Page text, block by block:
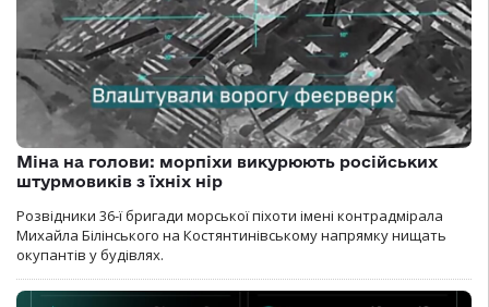
Міна на голови: морпіхи викурюють російських
штурмовиків з їхніх нір
Розвідники 36-ї бригади морської піхоти імені контрадмірала
Михайла Білінського на Костянтинівському напрямку нищать
окупантів у будівлях.